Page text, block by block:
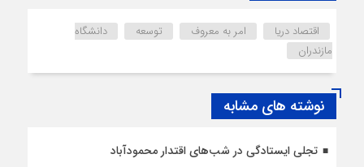
اقتصاد دریا امر به معروف توسعه
دانشگاه
مازندران
نوشته های مشابه
تجلی ایستادگی در شب‌های اقتدار محمودآباد